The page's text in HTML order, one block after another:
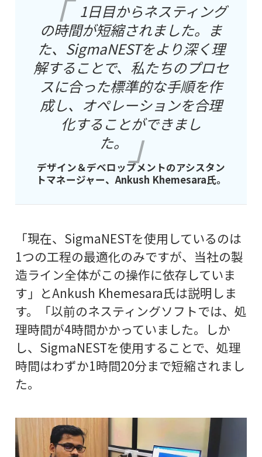
1日目からネスティング
の時間が短縮されました。ま
た、SigmaNESTをより深く理
解することで、私たちのプロセ
スに合った標準的な手順を作
成し、オペレーションを合理
化することができまし
た。
デザイン＆デベロップメントのアシスタン
トマネージャー、Ankush Khemesara氏。
「現在、SigmaNESTを使用しているのは
1つの工程の最適化のみですが、当社の製
造ライン全体がこの操作に依存していま
す」とAnkush Khemesara氏は説明しま
す。「以前のネスティングソフトでは、処
理時間が4時間かかっていました。しか
し、SigmaNESTを使用することで、処理
時間はわずか1時間20分まで短縮されまし
た。